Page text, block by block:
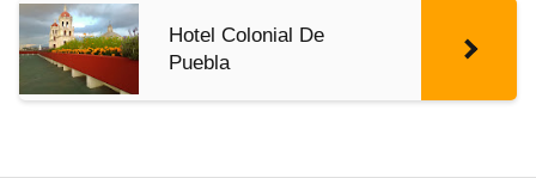
Hotel Colonial De
Puebla